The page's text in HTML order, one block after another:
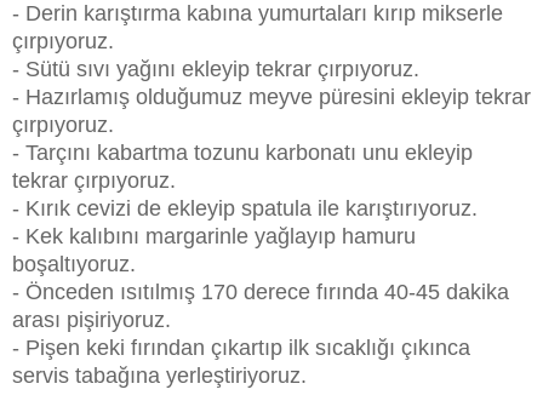
- Derin karıştırma kabına yumurtaları kırıp mikserle
çırpıyoruz.
- Sütü sıvı yağını ekleyip tekrar çırpıyoruz.
- Hazırlamış olduğumuz meyve püresini ekleyip tekrar
çırpıyoruz.
- Tarçını kabartma tozunu karbonatı unu ekleyip
tekrar çırpıyoruz.
- Kırık cevizi de ekleyip spatula ile karıştırıyoruz.
- Kek kalıbını margarinle yağlayıp hamuru
boşaltıyoruz.
- Önceden ısıtılmış 170 derece fırında 40-45 dakika
arası pişiriyoruz.
- Pişen keki fırından çıkartıp ilk sıcaklığı çıkınca
servis tabağına yerleştiriyoruz.